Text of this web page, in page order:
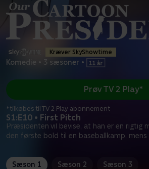
Kræver SkyShowtime
Komedie • 3 sæsoner •
S1:E10 • First Pitch
Præsidenten vil bevise, at han er en rigtig
den første bold til en baseballkamp, mens
Prøv TV 2 Play*
*tilkøbes til TV 2 Play abonnement
Sæson 1 Sæson 2 Sæson 3